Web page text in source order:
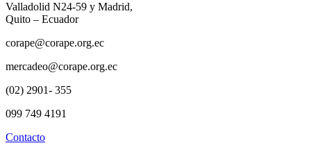
Valladolid N24-59 y Madrid,
Quito – Ecuador
corape@corape.org.ec
mercadeo@corape.org.ec
(02) 2901- 355
099 749 4191
Contacto